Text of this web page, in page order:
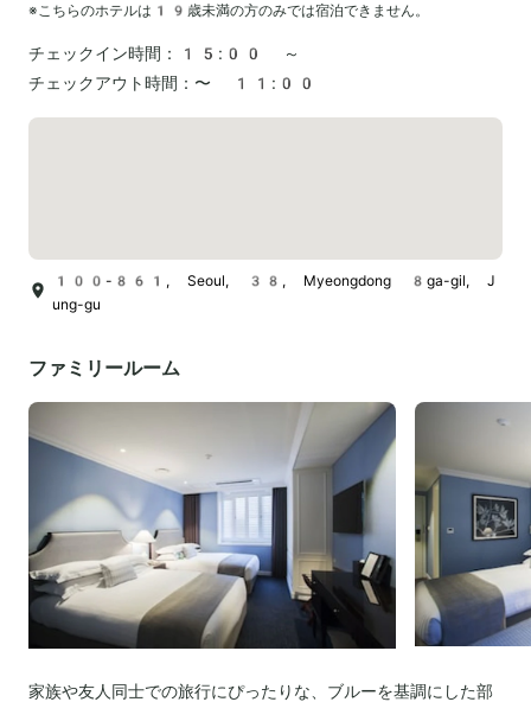
※こちらのホテルは 19 歳未満の方のみでは宿泊できません。
チェックイン時間：
15:00 ～
チェックアウト時間： 〜 11:00
100-861, Seoul, 38, Myeongdong 8ga-gil, J
ung-gu
ファミリールーム
家族や友人同士での旅行にぴったりな、ブルーを基調にした部